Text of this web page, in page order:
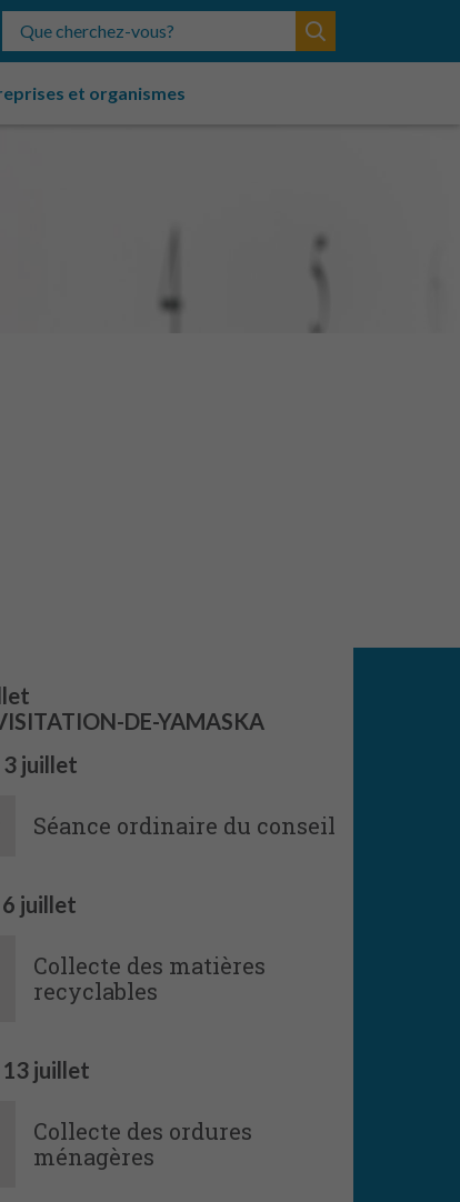
Que cherchez-vous?
et organismes
DE-YAMASKA
3 juillet
Séance ordinaire du conseil
6 juillet
Collecte des matières
recyclables
13 juillet
Collecte des ordures
ménagères